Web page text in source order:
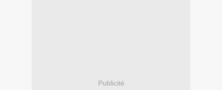
Publicité